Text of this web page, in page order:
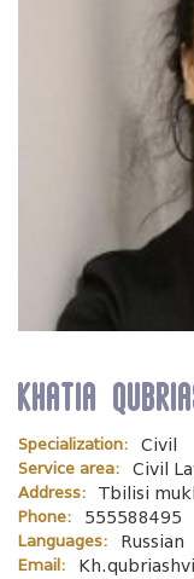
Khatia
Specialization:
Civil
Service area:
Civil
Address:
Tbilisi
Phone:
555588495
Languages:
Russian
Email: